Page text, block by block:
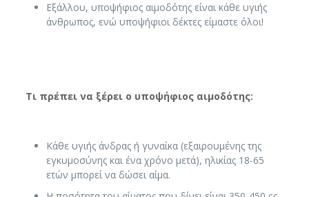
Εξάλλου, υποψήφιος αιμοδότης είναι κάθε υγιής
άνθρωπος, ενώ υποψήφιοι δέκτες είμαστε όλοι!
Τι πρέπει να ξέρει ο υποψήφιος αιμοδότης:
Κάθε υγιής άνδρας ή γυναίκα (εξαιρουμένης της
εγκυμοσύνης και ένα χρόνο μετά), ηλικίας 18-65
ετών μπορεί να δώσει αίμα.